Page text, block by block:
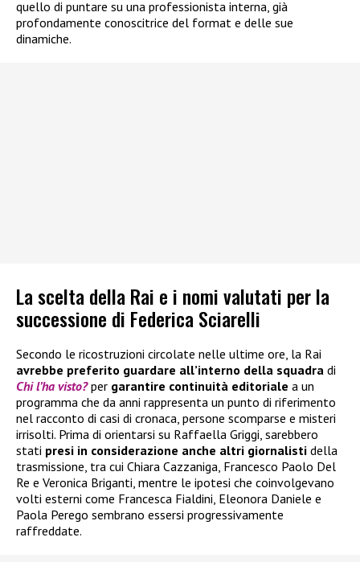
quello di puntare su una professionista interna, già
profondamente conoscitrice del format e delle sue
dinamiche.
La scelta della Rai e i nomi valutati per la
successione di Federica Sciarelli
Secondo le ricostruzioni circolate nelle ultime ore, la Rai
avrebbe preferito guardare all’interno della squadra di
Chi l’ha visto? per garantire continuità editoriale a un
programma che da anni rappresenta un punto di riferimento
nel racconto di casi di cronaca, persone scomparse e misteri
irrisolti. Prima di orientarsi su Raffaella Griggi, sarebbero
stati presi in considerazione anche altri giornalisti della
trasmissione, tra cui Chiara Cazzaniga, Francesco Paolo Del
Re e Veronica Briganti, mentre le ipotesi che coinvolgevano
volti esterni come Francesca Fialdini, Eleonora Daniele e
Paola Perego sembrano essersi progressivamente
raffreddate.